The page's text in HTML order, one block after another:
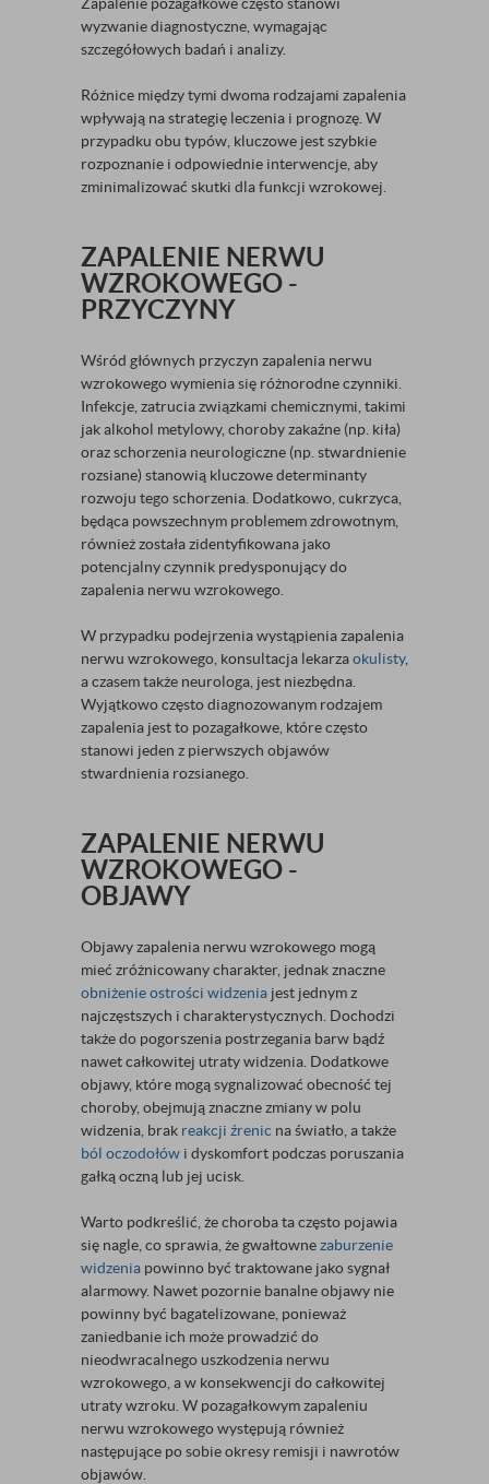
wyzwanie diagnostyczne, wymagając
szczegółowych badań i analizy.
Różnice między tymi dwoma rodzajami zapalenia
wpływają na strategię leczenia i prognozę. W
przypadku obu typów, kluczowe jest szybkie
rozpoznanie i odpowiednie interwencje, aby
zminimalizować skutki dla funkcji wzrokowej.
ZAPALENIE NERWU
WZROKOWEGO -
PRZYCZYNY
Wśród głównych przyczyn zapalenia nerwu
wzrokowego wymienia się różnorodne czynniki.
Infekcje, zatrucia związkami chemicznymi, takimi
jak alkohol metylowy, choroby zakaźne (np. kiła)
oraz schorzenia neurologiczne (np. stwardnienie
rozsiane) stanowią kluczowe determinanty
rozwoju tego schorzenia. Dodatkowo, cukrzyca,
będąca powszechnym problemem zdrowotnym,
również została zidentyfikowana jako
potencjalny czynnik predysponujący do
zapalenia nerwu wzrokowego.
W przypadku podejrzenia wystąpienia zapalenia
nerwu wzrokowego, konsultacja lekarzaokulisty,
a czasem także neurologa, jest niezbędna.
Wyjątkowo często diagnozowanym rodzajem
zapalenia jest to pozagałkowe, które często
stanowi jeden z pierwszych objawów
stwardnienia rozsianego.
ZAPALENIE NERWU
WZROKOWEGO -
OBJAWY
Objawy zapalenia nerwu wzrokowego mogą
mieć zróżnicowany charakter, jednak znaczne
obniżenie ostrości widzenia jest jednym z
najczęstszych i charakterystycznych. Dochodzi
także do pogorszenia postrzegania barw bądź
nawet całkowitej utraty widzenia. Dodatkowe
objawy, które mogą sygnalizować obecność tej
choroby, obejmują znaczne zmiany w polu
widzenia, brak reakcji źrenic na światło, a także
ból oczodołów i dyskomfort podczas poruszania
gałką oczną lub jej ucisk.
Warto podkreślić, że choroba ta często pojawia
się nagle, co sprawia, że gwałtownezaburzenie
widzenia powinno być traktowane jako sygnał
alarmowy. Nawet pozornie banalne objawy nie
powinny być bagatelizowane, ponieważ
zaniedbanie ich może prowadzić do
nieodwracalnego uszkodzenia nerwu
wzrokowego, a w konsekwencji do całkowitej
utraty wzroku. W pozagałkowym zapaleniu
nerwu wzrokowego występują również
następujące po sobie okresy remisji i nawrotów
objawów.